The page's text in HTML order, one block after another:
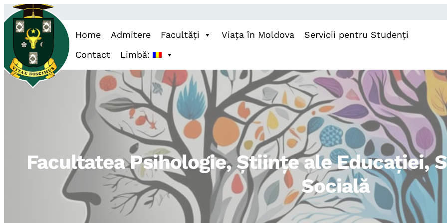
Home Admitere Facultăți Viața în Moldova
Servicii pentru Studenți
Contact
Limbă:
Facultatea Psihologie, Ştiinţe ale Educaţiei,
Socială